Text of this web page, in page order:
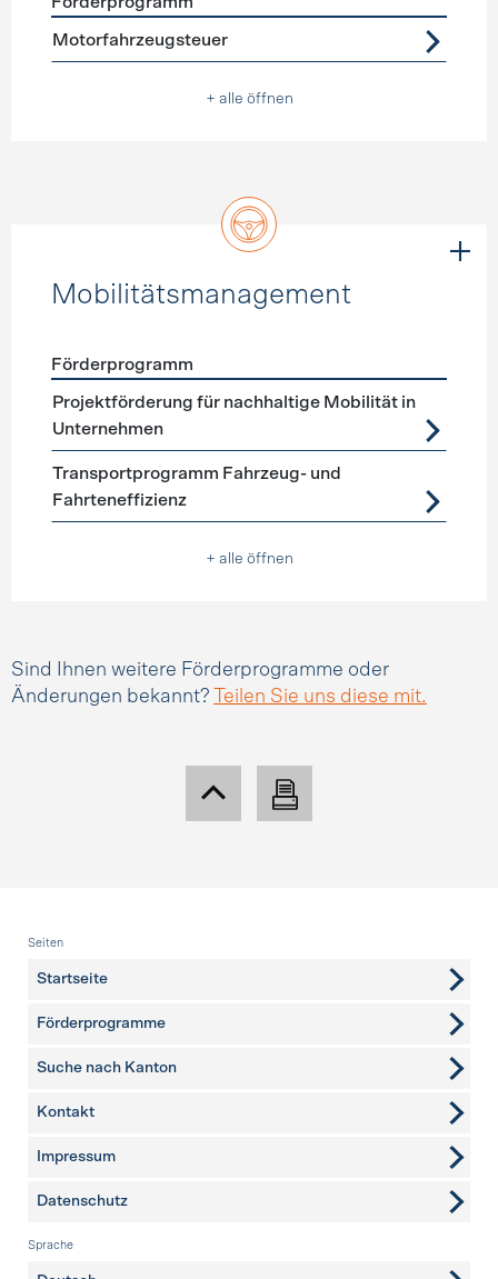
Förderprogramme
Motorfahrzeugsteuer
+ alle öffnen
Mobilitätsmanagement
Förderprogramme Mobilitätsmanagement
Förderprogramm
Projektförderung für nachhaltige Mobilität in
Unternehmen
Transportprogramm Fahrzeug- und
Fahrteneffizienz
+ alle öffnen
Sind Ihnen weitere Förderprogramme oder
Änderungen bekannt?
Teilen Sie uns diese mit.
Fusszeile
Seiten
Startseite
Förderprogramme
Suche nach Kanton
weitere Seiten
Kontakt
Impressum
Datenschutz
Sprache